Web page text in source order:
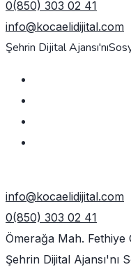
0(850) 303 02 41
info@kocaelidijital.com
Şehrin Dijital Ajansı'nı
info@kocaelidijital.com
0(850) 303 02 41
Ömerağa Mah. Fethiye
Şehrin Dijital Ajansı'nı